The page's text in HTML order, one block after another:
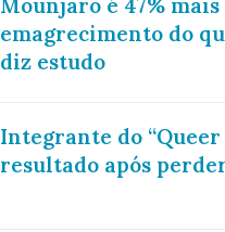
Mounjaro é 47%
emagrecimento do
diz estudo
Integrante do “Queer
resultado após